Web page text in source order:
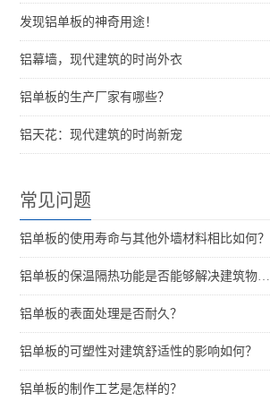
发现铝单板的神奇用途！
铝幕墙，现代建筑的时尚外衣
铝单板的生产厂家有哪些？
铝天花：现代建筑的时尚新宠
常见问题
铝单板的使用寿命与其他外墙材料相比如何？
铝单板的保温隔热功能是否能够解决建筑物的结构问题？
铝单板的表面处理是否耐久？
铝单板的可塑性对建筑舒适性的影响如何？
铝单板的制作工艺是怎样的？